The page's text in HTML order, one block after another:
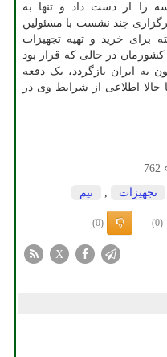
را از دست داد و تنها به
چند نشست با مسئولین
برای خرید و تهیه تجهیزات
در حالی که قرار بود
به ایران بازگردد، یک دفعه
اطلاعی از شرایط وی در
762
تجهیزات تیم
(0)
(0)
X